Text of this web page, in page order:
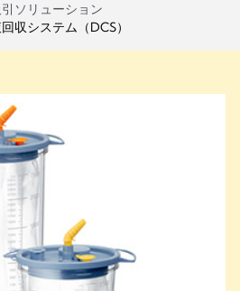
ソリューション
収システム（DCS）